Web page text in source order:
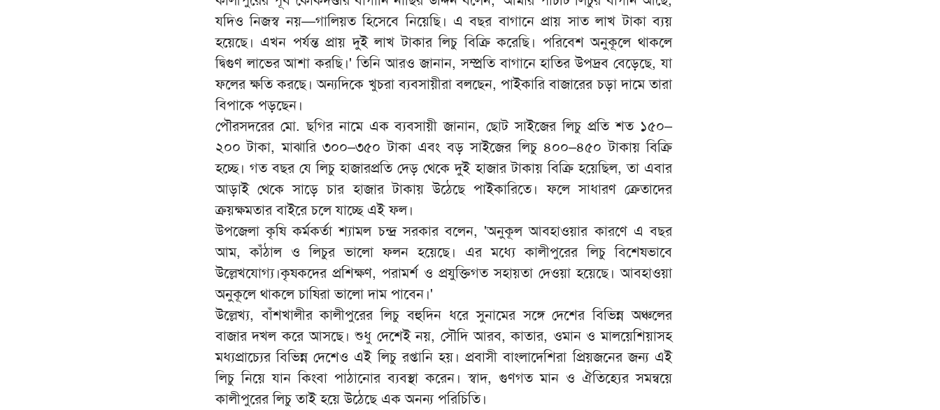
যদিও নিজস্ব নয়—গালিয়ত হিসেবে নিয়েছি। এ বছর বাগানে প্রায় সাত লাখ টাকা ব্যয়
হয়েছে। এখন পর্যন্ত প্রায় দুই লাখ টাকার লিচু বিক্রি করেছি। পরিবেশ অনুকূলে থাকলে
দ্বিগুণ লাভের আশা করছি।' তিনি আরও জানান, সম্প্রতি বাগানে হাতির উপদ্রব বেড়েছে, যা
ফলের ক্ষতি করছে। অন্যদিকে খুচরা ব্যবসায়ীরা বলছেন, পাইকারি বাজারের চড়া দামে তারা
বিপাকে পড়ছেন।
পৌরসদরের মো. ছগির নামে এক ব্যবসায়ী জানান, ছোট সাইজের লিচু প্রতি শত ১৫০–
২০০ টাকা, মাঝারি ৩০০–৩৫০ টাকা এবং বড় সাইজের লিচু ৪০০–৪৫০ টাকায় বিক্রি
হচ্ছে। গত বছর যে লিচু হাজারপ্রতি দেড় থেকে দুই হাজার টাকায় বিক্রি হয়েছিল, তা এবার
আড়াই থেকে সাড়ে চার হাজার টাকায় উঠেছে পাইকারিতে। ফলে সাধারণ ক্রেতাদের
ক্রয়ক্ষমতার বাইরে চলে যাচ্ছে এই ফল।
উপজেলা কৃষি কর্মকর্তা শ্যামল চন্দ্র সরকার বলেন, 'অনুকূল আবহাওয়ার কারণে এ বছর
আম, কাঁঠাল ও লিচুর ভালো ফলন হয়েছে। এর মধ্যে কালীপুরের লিচু বিশেষভাবে
উল্লেখযোগ্য।কৃষকদের প্রশিক্ষণ, পরামর্শ ও প্রযুক্তিগত সহায়তা দেওয়া হয়েছে। আবহাওয়া
অনুকূলে থাকলে চাষিরা ভালো দাম পাবেন।'
উল্লেখ্য, বাঁশখালীর কালীপুরের লিচু বহুদিন ধরে সুনামের সঙ্গে দেশের বিভিন্ন অঞ্চলের
বাজার দখল করে আসছে। শুধু দেশেই নয়, সৌদি আরব, কাতার, ওমান ও মালয়েশিয়াসহ
মধ্যপ্রাচ্যের বিভিন্ন দেশেও এই লিচু রপ্তানি হয়। প্রবাসী বাংলাদেশিরা প্রিয়জনের জন্য এই
লিচু নিয়ে যান কিংবা পাঠানোর ব্যবস্থা করেন। স্বাদ, গুণগত মান ও ঐতিহ্যের সমন্বয়ে
কালীপুরের লিচু তাই হয়ে উঠেছে এক অনন্য পরিচিতি।